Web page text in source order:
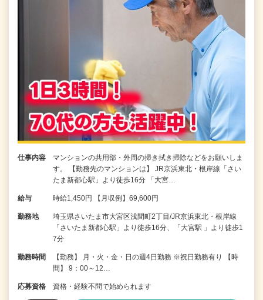
仕事内容
マンションの共用部・外周の掃き拭き掃除などをお願いしま
す。 【勤務先のマンションは】 JR京浜東北・根岸線「さい
たま新都心駅」より徒歩16分 「大宮…
給与 時給1,450円 【月収例】69,600円
勤務地
埼玉県さいたま市大宮区浅間町2丁目/JR京浜東北・根岸線
「さいたま新都心駅」より徒歩16分、「大宮駅 」より徒歩1
7分
勤務時間
【勤務】 月・火・金・日の週4日勤務 ※祝日勤務有り 【時
間】 9：00～12…
応募資格 資格・経験不問で始められます